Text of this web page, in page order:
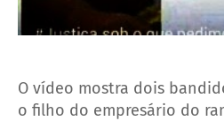
O vídeo mostra dois
o filho do empresário do